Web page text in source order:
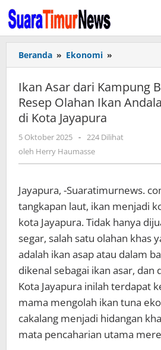
Lewati
ke
konten
Beranda » Ekonomi »
Asar
Kampung
Bright
Olahan
Andalan
Mama
di
Kota
Jayapura
Ikan Asar dari Kampung
Resep Olahan Ikan
di Kota Jayapura
5 Oktober 2025 oleh
Herry
- 224 Dilihat
oleh Herry Haumasse
Jayapura, -Suaratimurnews.
tangkapan laut, ikan menjadi
kota Jayapura. Tidak hanya
segar, salah satu olahan khas
adalah ikan asap atau dalam
dikenal sebagai ikan asar, dan
Kota Jayapura inilah terdapat
mama mengolah ikan tuna
cakalang menjadi hidangan
mata pencaharian utama